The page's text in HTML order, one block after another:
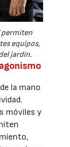
permiten
equipos,
jardín.
la mano
móviles y